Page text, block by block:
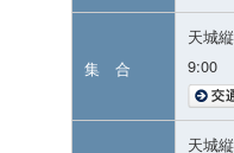
集 合
天城
9:00
天城